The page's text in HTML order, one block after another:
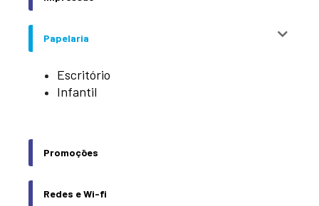
Papelaria
Escritório
Infantil
Promoções
Redes e Wi-fi